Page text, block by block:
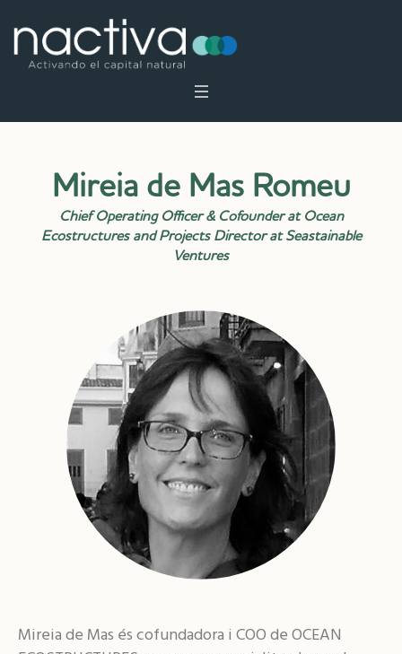
Mireia de Mas Romeu
Chief Operating Officer & Cofounder at Ocean
Ecostructures and Projects Director at Seastainable
Ventures
Mireia de Mas és cofundadora i COO de OCEAN